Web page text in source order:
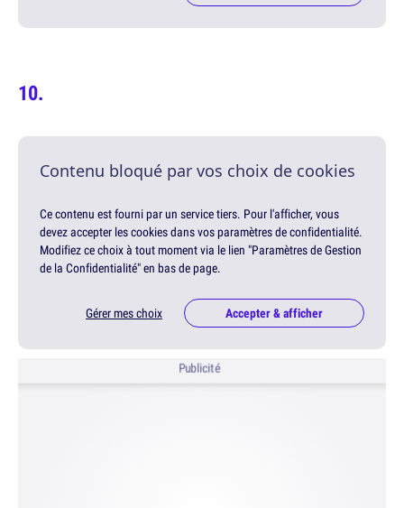
Contenu bloqué par vos choix de cookies
Ce contenu est fourni par un service tiers. Pour l'afficher, vous
devez accepter les cookies dans vos paramètres de confidentialité.
Modifiez ce choix à tout moment via le lien "Paramètres de Gestion
de la Confidentialité" en bas de page.
Gérer mes choix Accepter & afficher
Publicité